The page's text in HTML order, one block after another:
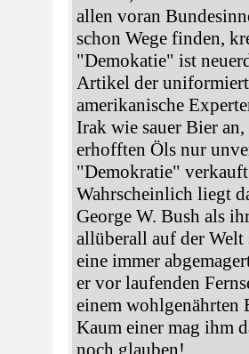
allen voran
schon Wege finden,
"Demokatie" ist
Artikel der
amerikanische
Irak wie sauer Bier
erhofften Öls nur
"Demokratie"
Wahrscheinlich liegt
George W. Bush als
allüberall auf der
eine immer
er vor laufenden
einem
Kaum einer mag ihm
noch glauben!